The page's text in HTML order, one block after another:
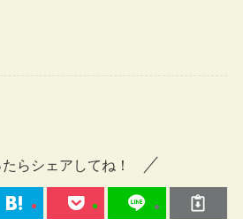
らシェアしてね！